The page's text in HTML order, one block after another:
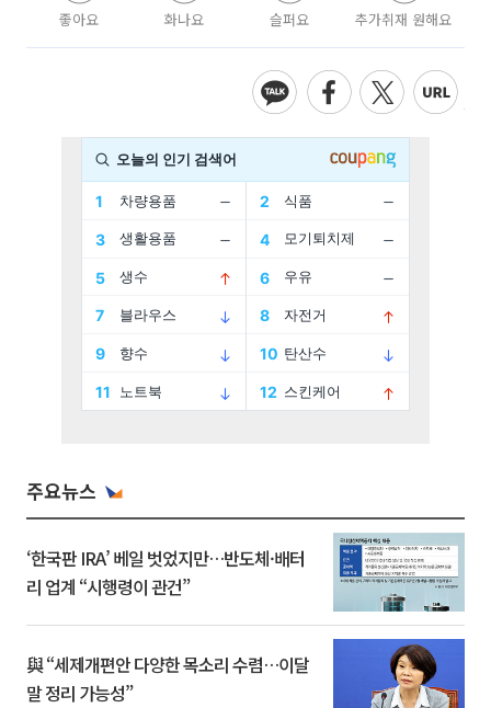
좋아요 화나요 슬퍼요 추가취재 원해요
주요뉴스
‘한국판 IRA’ 베일 벗었지만…반도체·배터
리 업계 “시행령이 관건”
與 “세제개편안 다양한 목소리 수렴…이달
말 정리 가능성”